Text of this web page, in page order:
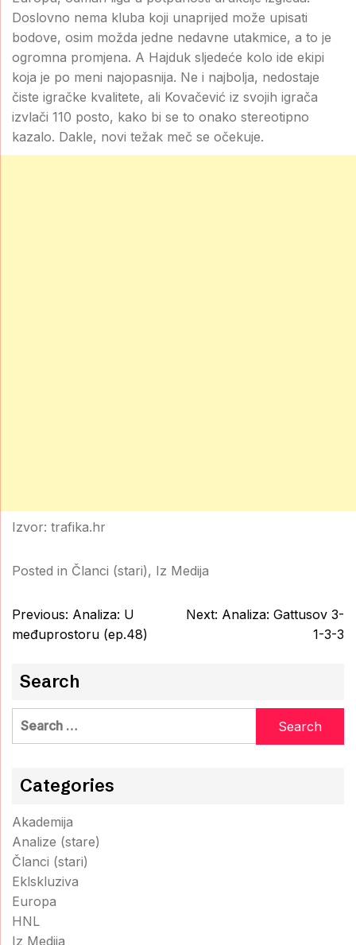
Doslovno nema kluba koji unaprijed može upisati
bodove, osim možda jedne nedavne utakmice, a to je
ogromna promjena. A Hajduk sljedeće kolo ide ekipi
koja je po meni najopasnija. Ne i najbolja, nedostaje
čiste igračke kvalitete, ali Kovačević iz svojih igrača
izvlači 110 posto, kako bi se to onako stereotipno
kazalo. Dakle, novi težak meč se očekuje.
Izvor: trafika.hr
Posted in Članci (stari), Iz Medija
Post
navigation
Previous: Analiza: U
međuprostoru (ep.48)
Next: Analiza: Gattusov 3-
1-3-3
Search
Search
Categories
Akademija
Analize (stare)
Članci (stari)
Eklskluziva
Europa
HNL
Iz Medija